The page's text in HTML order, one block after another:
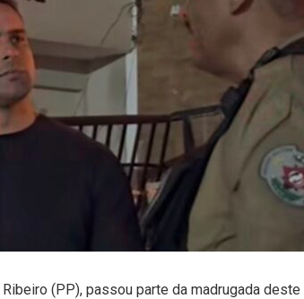
(PP), passou parte da madrugada